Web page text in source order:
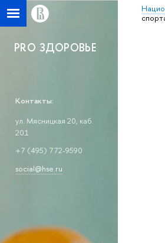
PRO ЗДОРОВЬЕ
Контакты:
ул. Мясницкая 20, каб.
201
+7 (495) 772-9590
social@hse.ru